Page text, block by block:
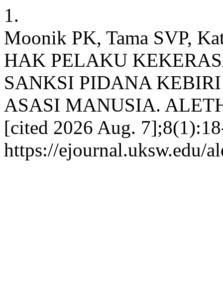
1.
Moonik PK, Tama SVP,
HAK PELAKU
SANKSI PIDANA
ASASI MANUSIA.
[cited 2026 Aug.
https://ejournal.uksw.edu/